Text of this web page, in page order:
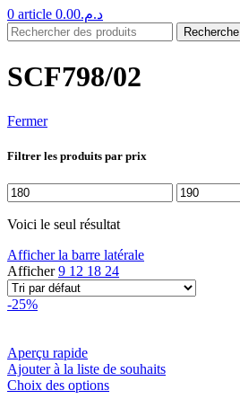
0 article د.م.0.00
Recherche
SCF798/02
Fermer
Filtrer les produits par prix
Prix
min
Prix
max
Voici le seul résultat
Afficher la barre latérale
Afficher9 12 18 24
-25%
Aperçu rapide
Ajouter à la liste de souhaits
Choix des optionsCe